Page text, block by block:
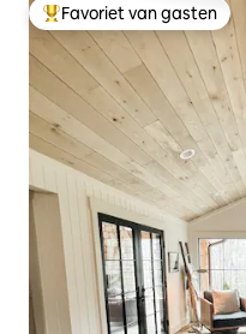
Topfavoriet van gasten
Favoriet van gasten